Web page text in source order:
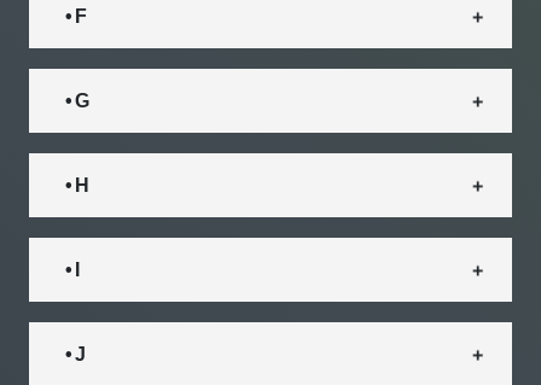
• F
• G
• H
• I
• J